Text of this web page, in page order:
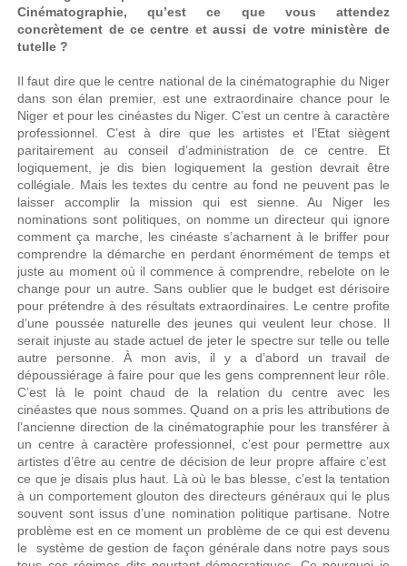
Cinématographie, qu’est ce que vous attendez
concrètement de ce centre et aussi de votre ministère de
tutelle ?
Il faut dire que le centre national de la cinématographie du Niger
dans son élan premier, est une extraordinaire chance pour le
Niger et pour les cinéastes du Niger. C’est un centre à caractère
professionnel. C’est à dire que les artistes et l’Etat siègent
paritairement au conseil d’administration de ce centre. Et
logiquement, je dis bien logiquement la gestion devrait être
collégiale. Mais les textes du centre au fond ne peuvent pas le
laisser accomplir la mission qui est sienne. Au Niger les
nominations sont politiques, on nomme un directeur qui ignore
comment ça marche, les cinéaste s’acharnent à le briffer pour
comprendre la démarche en perdant énormément de temps et
juste au moment où il commence à comprendre, rebelote on le
change pour un autre. Sans oublier que le budget est dérisoire
pour prétendre à des résultats extraordinaires. Le centre profite
d’une poussée naturelle des jeunes qui veulent leur chose. Il
serait injuste au stade actuel de jeter le spectre sur telle ou telle
autre personne. À mon avis, il y a d’abord un travail de
dépoussiérage à faire pour que les gens comprennent leur rôle.
C’est là le point chaud de la relation du centre avec les
cinéastes que nous sommes. Quand on a pris les attributions de
l’ancienne direction de la cinématographie pour les transférer à
un centre à caractère professionnel, c’est pour permettre aux
artistes d’être au centre de décision de leur propre affaire c’est
ce que je disais plus haut. Là où le bas blesse, c’est la tentation
à un comportement glouton des directeurs généraux qui le plus
souvent sont issus d’une nomination politique partisane. Notre
problème est en ce moment un problème de ce qui est devenu
le système de gestion de façon générale dans notre pays sous